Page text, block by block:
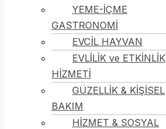
YEME-İÇME
GASTRONOMİ
EVCİL HAYVAN
EVLİLİK ve ETKİNLİK
HİZMETİ
GÜZELLİK & KİŞİSEL
BAKIM
HİZMET & SOSYAL